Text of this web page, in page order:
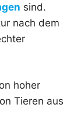
sind.
nach dem
hoher
Tieren aus